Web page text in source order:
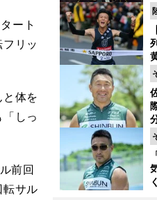
ート
リッ
体を
しっ
前回
サル